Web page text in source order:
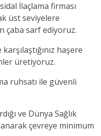
İlaçlama firması
üst seviyelere
çaba sarf ediyoruz.
haşere
üretiyoruz.
ruhsatı ile güvenli
ve Dünya Sağlık
çevreye minimum